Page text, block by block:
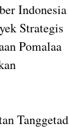
Indonesia
Strategis
Pomalaa